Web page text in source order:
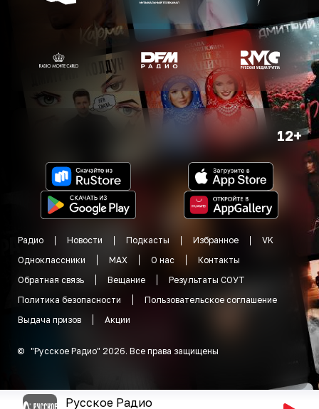
12+
Радио Новости Подкасты Избранное
VK
Одноклассники
MAX О нас
Контакты
Обратная связь
Вещание
Результаты СОУТ
Политика безопасности
Пользовательское соглашение
Выдача призов
Акции
© "Русское Радио" 2026. Все права защищены
Русское Радио